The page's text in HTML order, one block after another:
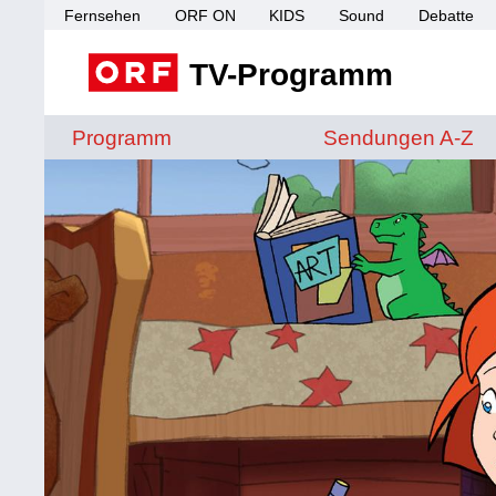
Fernsehen ORF ON KIDS Sound Debatte
TV-Programm
Programm Sendungen von
Sendungen A-Z